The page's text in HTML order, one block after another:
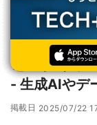
TECH+ 企業IT
電通ら4社、スマー
電通ら4社、
- 生成AIやデ
掲載日 2025/07/22